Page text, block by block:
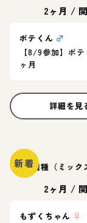
2ヶ月 /
ポテくん ♂
【8/9参加】ポ
ヶ月
詳細を見
新着雑種（ミック
2ヶ月 /
もずくちゃん ♀